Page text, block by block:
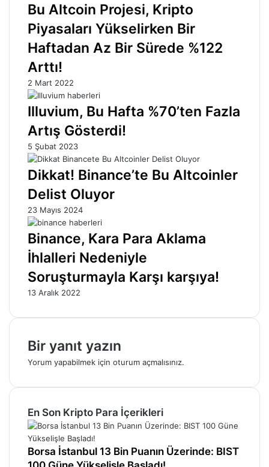
Bu Altcoin Projesi, Kripto
Piyasaları Yükselirken Bir
Haftadan Az Bir Sürede %122
Arttı!
2 Mart 2022
Illuvium, Bu Hafta %70’ten Fazla
Artış Gösterdi!
5 Şubat 2023
Dikkat! Binance’te Bu Altcoinler
Delist Oluyor
23 Mayıs 2024
Binance, Kara Para Aklama
İhlalleri Nedeniyle
Soruşturmayla Karşı karşıya!
13 Aralık 2022
Bir yanıt yazın
Yorum yapabilmek için oturum açmalısınız.
En Son Kripto Para İçerikleri
Borsa İstanbul 13 Bin Puanın Üzerinde: BIST